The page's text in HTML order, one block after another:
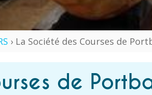
› La Société des Courses de
de